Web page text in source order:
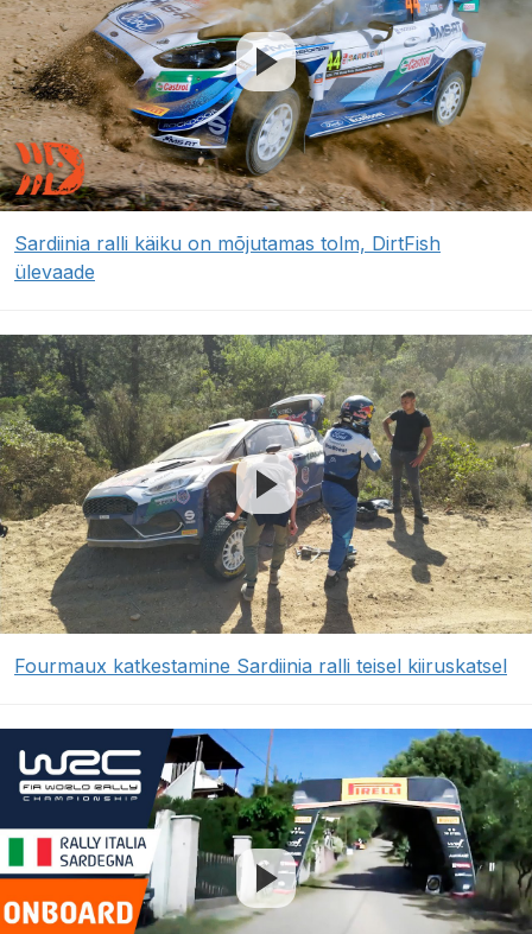
Sardiinia ralli käiku on mõjutamas tolm, DirtFish
ülevaade
Fourmaux katkestamine Sardiinia ralli teisel kiiruskatsel